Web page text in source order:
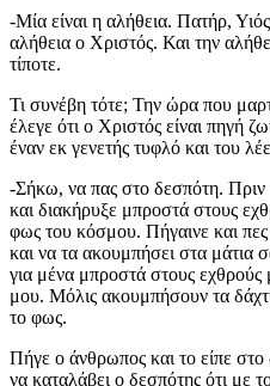
-Μία είναι η αλήθεια. Πατήρ,
αλήθεια ο Χριστός. Και την
τίποτε.
Τι συνέβη τότε; Την ώρα που
έλεγε ότι ο Χριστός είναι πηγή
έναν εκ γενετής τυφλό και του
-Σήκω, να πας στο δεσπότη. Πριν
και διακήρυξε μπροστά στους
φως του κόσμου. Πήγαινε και
και να τα ακουμπήσει στα μάτια
για μένα μπροστά στους
μου. Μόλις ακουμπήσουν τα
το φως.
Πήγε ο άνθρωπος και το είπε
να καταλάβει ο δεσπότης ότι με